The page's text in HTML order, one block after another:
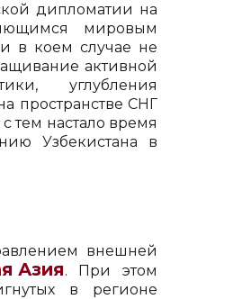
дипломатии на
мировым
в коем случае не
активной
углубления
пространстве СНГ
тем настало время
Узбекистана в
внешней
Азия. При этом
в регионе